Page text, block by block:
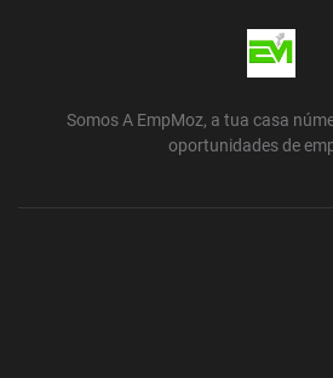
Somos A EmpMoz, a tua casa
oportunidades de